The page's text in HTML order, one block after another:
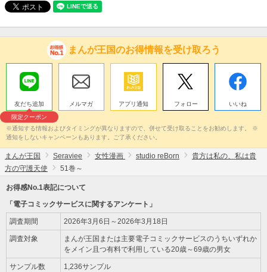
まんが王国のお得情報を受け取ろう
友だち追加
限定クーポン
メルマガ アプリ通知 フォロー いいね
※通知する情報およびタイミングが異なりますので、併せて受け取ることをお勧めします。 ※
通知をしないキャンペーンもあります。ご了承ください。
まんが王国 Seraviee 女性漫画 studio reBorn
貴方は私の、私は貴
方の守護天使
51巻～
お得感No.1表記について
「電子コミックサービスに関するアンケート」
調査期間 2026年3月6日～2026年3月18日
調査対象
まんが王国または主要電子コミックサービスのうちいずれか
をメイン且つ有料で利用している20歳～69歳の男女
サンプル数 1,236サンプル